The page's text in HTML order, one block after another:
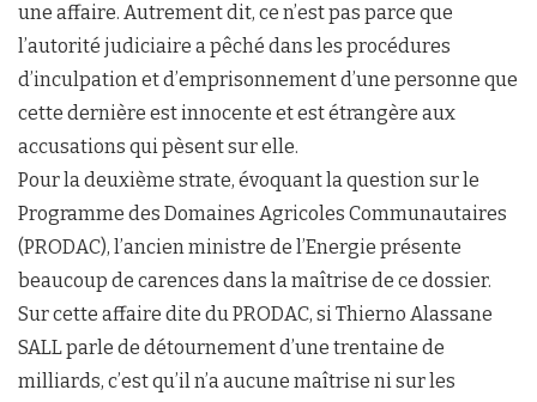
une affaire. Autrement dit, ce n’est pas parce que
l’autorité judiciaire a pêché dans les procédures
d’inculpation et d’emprisonnement d’une personne que
cette dernière est innocente et est étrangère aux
accusations qui pèsent sur elle.
Pour la deuxième strate, évoquant la question sur le
Programme des Domaines Agricoles Communautaires
(PRODAC), l’ancien ministre de l’Energie présente
beaucoup de carences dans la maîtrise de ce dossier.
Sur cette affaire dite du PRODAC, si Thierno Alassane
SALL parle de détournement d’une trentaine de
milliards, c’est qu’il n’a aucune maîtrise ni sur les